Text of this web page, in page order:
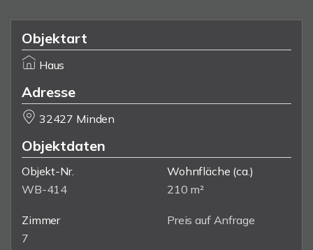
Objektart
Haus
Adresse
32427 Minden
Objektdaten
Objekt-Nr.
WB-414
Wohnfläche (ca.)
210 m²
Zimmer
7
Preis auf Anfrage